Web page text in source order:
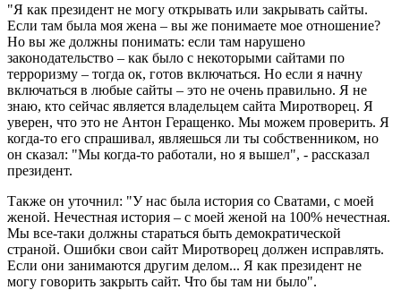
"Я как президент не могу открывать или закрывать сайты.
Если там была моя жена – вы же понимаете мое отношение?
Но вы же должны понимать: если там нарушено
законодательство – как было с некоторыми сайтами по
терроризму – тогда ок, готов включаться. Но если я начну
включаться в любые сайты – это не очень правильно. Я не
знаю, кто сейчас является владельцем сайта Миротворец. Я
уверен, что это не Антон Геращенко. Мы можем проверить. Я
когда-то его спрашивал, являешься ли ты собственником, но
он сказал: "Мы когда-то работали, но я вышел", - рассказал
президент.
Также он уточнил: "У нас была история со Сватами, с моей
женой. Нечестная история – с моей женой на 100% нечестная.
Мы все-таки должны стараться быть демократической
страной. Ошибки свои сайт Миротворец должен исправлять.
Если они занимаются другим делом... Я как президент не
могу говорить закрыть сайт. Что бы там ни было".